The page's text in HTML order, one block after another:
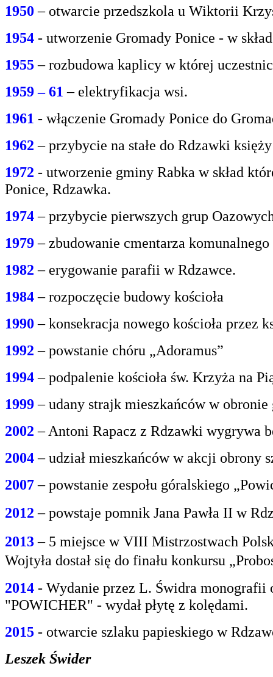
1950 – otwarcie przedszkola u Wiktorii
1954 - utworzenie Gromady Ponice - w
1955 – rozbudowa kaplicy w której
1959 – 61 – elektryfikacja wsi.
1961 - włączenie Gromady Ponice do
1962 – przybycie na stałe do Rdzawki
1972 - utworzenie gminy Rabka w skład
Ponice, Rdzawka.
1974 – przybycie pierwszych grup
1979– zbudowanie cmentarza
1982 – erygowanie parafii w Rdzawce.
1984– rozpoczęcie budowy kościoła
1990 – konsekracja nowego kościoła przez
1992 – powstanie chóru „Adoramus”
1994– podpalenie kościoła św. Krzyża na
1999– udany strajk mieszkańców w
2002 – Antoni Rapacz z Rdzawki wygrywa
2004– udział mieszkańców w akcji obrony
2007– powstanie zespołu góralskiego
2012 – powstaje pomnik Jana Pawła II w
2013– 5 miejsce w VIII Mistrzostwach
Wojtyła dostał się do finału konkursu
2014 - Wydanie przez L. Świdra monografii
"POWICHER" - wydał płytę z kolędami.
2015 - otwarcie szlaku papieskiego w
Leszek Świder